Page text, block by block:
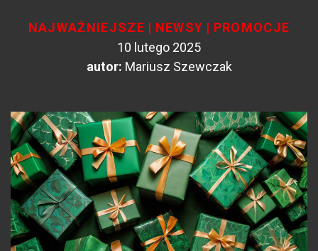
NAJWAŻNIEJSZE | NEWSY | PROMOCJE
10 lutego 2025
autor: Mariusz Szewczak